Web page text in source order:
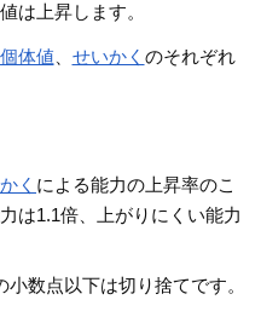
は上昇します。
個体値、 せいかく のそれぞれ
く による能力の上昇率のこ
は1.1倍、上がりにくい能力
小数点以下は切り捨てです。